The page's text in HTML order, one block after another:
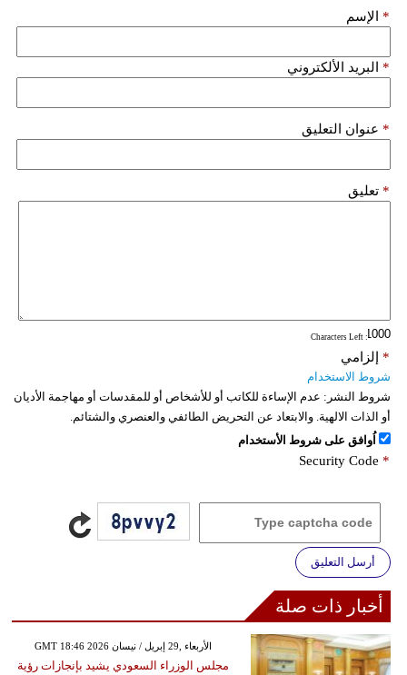
الإسم *
البريد الألكتروني *
عنوان التعليق *
تعليق *
: Characters Left
إلزامي *
شروط الاستخدام
شروط النشر: عدم الإساءة للكاتب أو للأشخاص أو للمقدسات أو مهاجمة الأديان
أو الذات الالهية. والابتعاد عن التحريض الطائفي والعنصري والشتائم.
اُوافق على شروط الأستخدام
Security Code *
أرسل التعليق
أخبار ذات صلة
GMT 18:46 2026 الأربعاء ,29 إبريل / نيسان
مجلس الوزراء السعودي يشيد بإنجازات رؤية